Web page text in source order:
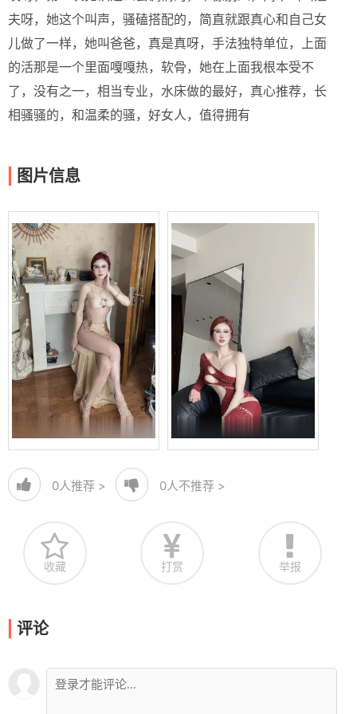
夫呀，她这个叫声，骚磕搭配的，简直就跟真心和自己女
儿做了一样，她叫爸爸，真是真呀，手法独特单位，上面
的活那是一个里面嘎嘎热，软骨，她在上面我根本受不
了，没有之一，相当专业，水床做的最好，真心推荐，长
相骚骚的，和温柔的骚，好女人，值得拥有
图片信息
0人推荐 > 0人不推荐 >
收藏 打赏 举报
评论